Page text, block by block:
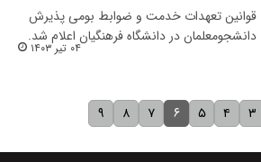
قوانین تعهدات خدمت و ضوابط بومی پذیرش
دانشجومعلمان در دانشگاه فرهنگیان اعلام شد.
۰۴ تیر ۱۴۰۳
۳ ۴ ۵ ۶ ۷ ۸ ۹